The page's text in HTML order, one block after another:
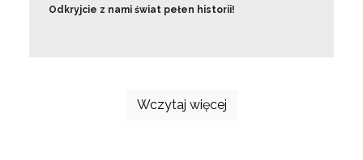
Odkryjcie z nami świat pełen historii!
Wczytaj więcej